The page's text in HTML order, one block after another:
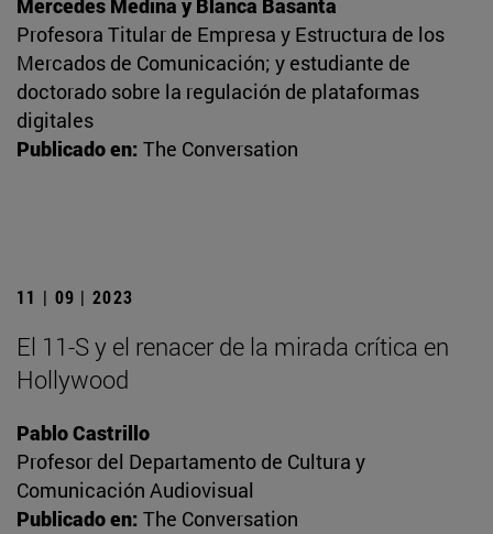
Mercedes Medina y Blanca Basanta
Profesora Titular de Empresa y Estructura de los
Mercados de Comunicación; y estudiante de
doctorado sobre la regulación de plataformas
digitales
Publicado en: The Conversation
11 | 09 | 2023
El 11-S y el renacer de la mirada crítica en
Hollywood
Pablo Castrillo
Profesor del Departamento de Cultura y
Comunicación Audiovisual
Publicado en: The Conversation